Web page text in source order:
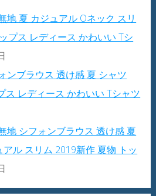
地 夏 カジュアル Oネック スリ
プス レディース かわいい Tシ
ンブラウス 透け感 夏 シャツ
ス レディース かわいい Tシャツ
地 シフォンブラウス 透け感 夏
ル スリム 2019新作 夏物 トッ